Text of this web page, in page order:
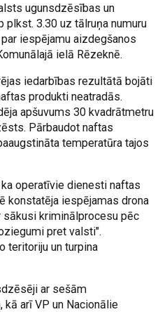
ugunsdzēsības un
plkst. 3.30 uz tālruņa numuru
iespējamu aizdegšanos
ielā Rēzeknē.
iedarbības rezultātā bojāti
produkti neatradās.
apšuvums 30 kvadrātmetru
Pārbaudot naftas
temperatūra tajos
operatīvie dienesti naftas
konstatēja iespējamas drona
sākusi kriminālprocesu pēc
pret valsti".
teritoriju un turpina
ar sešām
kā arī VP un Nacionālie